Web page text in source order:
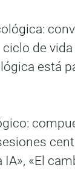
de
está
«El